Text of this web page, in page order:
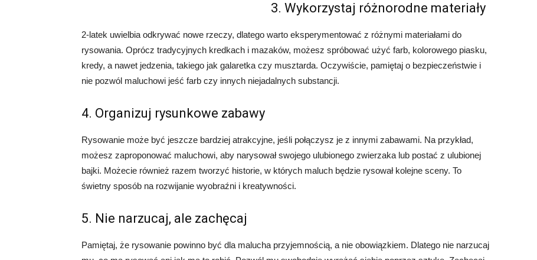
3. Wykorzystaj różnorodne materiały
2-latek uwielbia odkrywać nowe rzeczy, dlatego warto eksperymentować z różnymi materiałami do
rysowania. Oprócz tradycyjnych kredkach i mazaków, możesz spróbować użyć farb, kolorowego piasku,
kredy, a nawet jedzenia, takiego jak galaretka czy musztarda. Oczywiście, pamiętaj o bezpieczeństwie i
nie pozwól maluchowi jeść farb czy innych niejadalnych substancji.
4. Organizuj rysunkowe zabawy
Rysowanie może być jeszcze bardziej atrakcyjne, jeśli połączysz je z innymi zabawami. Na przykład,
możesz zaproponować maluchowi, aby narysował swojego ulubionego zwierzaka lub postać z ulubionej
bajki. Możecie również razem tworzyć historie, w których maluch będzie rysował kolejne sceny. To
świetny sposób na rozwijanie wyobraźni i kreatywności.
5. Nie narzucaj, ale zachęcaj
Pamiętaj, że rysowanie powinno być dla malucha przyjemnością, a nie obowiązkiem. Dlatego nie narzucaj